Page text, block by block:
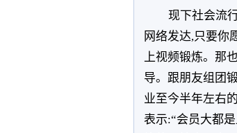
现下社会流
网络发达,只要你
上视频锻炼。那
导。跟朋友组团
业至今半年左右
表示:“会员大都